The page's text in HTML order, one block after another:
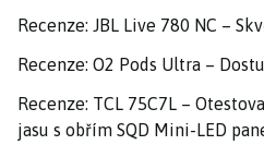
Recenze: JBL Live 780 NC –
Recenze: O2 Pods Ultra –
Recenze: TCL 75C7L –
jasu s obřím SQD Mini-LED